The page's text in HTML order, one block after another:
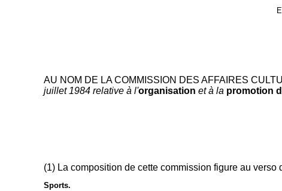
AU NOM DE LA COMMISSION DES AFFAIRES
juillet 1984 relative à l'organisation et à la promotion
(1) La composition de cette commission figure au verso
Sports.